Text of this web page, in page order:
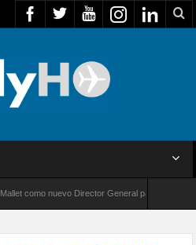
como nuevo Director General para América